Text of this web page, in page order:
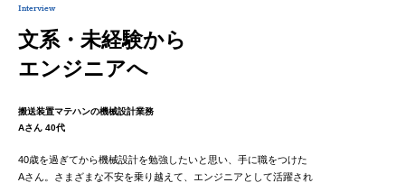
Interview
文系・未経験から
エンジニアへ
搬送装置マテハンの機械設計業務
Aさん 40代
40歳を過ぎてから機械設計を勉強したいと思い、手に職をつけた
Aさん。さまざまな不安を乗り越えて、エンジニアとして活躍され